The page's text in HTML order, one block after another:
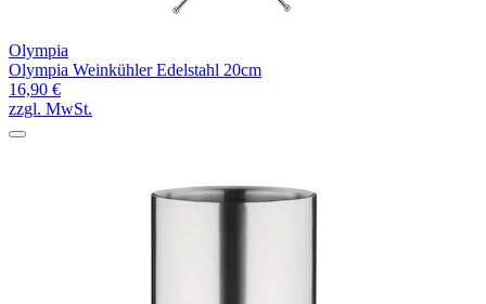
Olympia
Olympia Weinkühler Edelstahl 20cm
16,90 €
zzgl. MwSt.